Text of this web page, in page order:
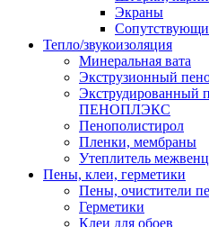
Экраны
Тепло/звукоизоляция
Минеральная вата
Экструзионный
Экструдированный
ПЕНОПЛЭКС
Пенополистирол
Пленки, мембраны
Утеплитель
Пены, клеи, герметики
Пены, очистители
Герметики
Клеи для обоев